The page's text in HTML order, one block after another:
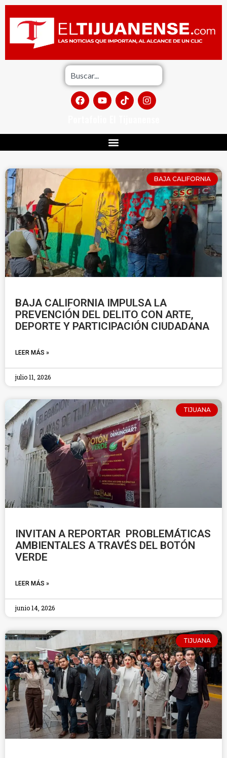
BAJA CALIFORNIA
BAJA CALIFORNIA IMPULSA LA
PREVENCIÓN DEL DELITO CON ARTE,
DEPORTE Y PARTICIPACIÓN CIUDADANA
LEER MÁS »
julio 11, 2026
TIJUANA
INVITAN A REPORTAR PROBLEMÁTICAS
AMBIENTALES A TRAVÉS DEL BOTÓN
VERDE
LEER MÁS »
junio 14, 2026
TIJUANA